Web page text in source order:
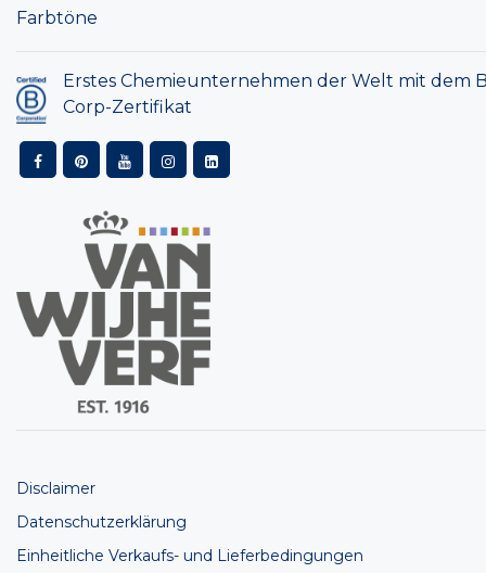
Farbtöne
Erstes Chemieunternehmen der Welt mit dem
Corp-Zertifikat
Disclaimer
Datenschutzerklärung
Einheitliche Verkaufs- und Lieferbedingungen